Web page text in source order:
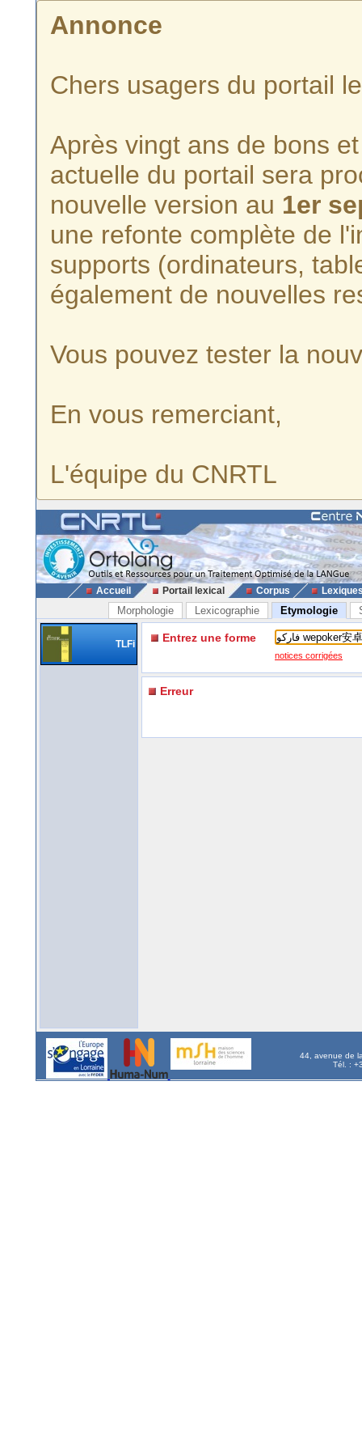
Annonce
Chers usagers du portail
Après vingt ans de bons
actuelle du portail sera
nouvelle version au 1er
une refonte complète de
supports (ordinateurs,
également de nouvelles
Vous pouvez tester la
En vous remerciant,
L'équipe du CNRTL
Accueil Portail lexical Corpus
Morphologie Lexicographie Etymologie
TLFi Entrez une forme
notices corrigées
Erreur
44, avenue de
Tél. :